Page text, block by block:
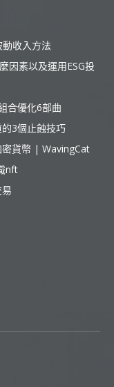
收入方法
因素以及運用ESG投
合優化6部曲
的3個止蝕技巧
密貨幣 | WavingCat
nft